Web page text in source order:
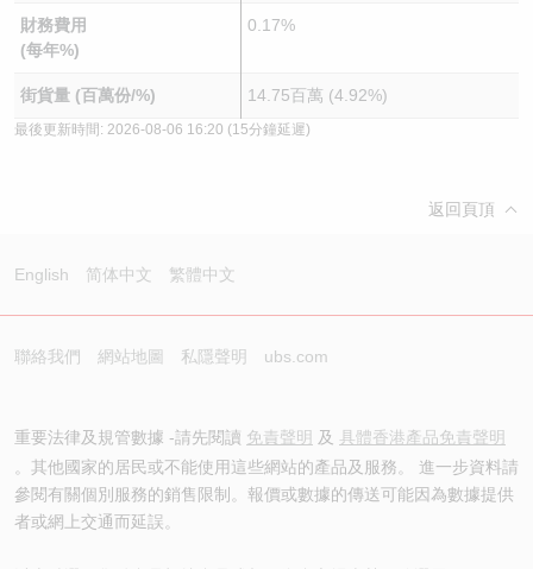
財務費用
(每年%)
0.17%
街貨量 (百萬份/%) 14.75百萬 (4.92%)
最後更新時間: 2026-08-06 16:20 (15分鐘延遲)
返回頁頂
English 简体中文 繁體中文
聯絡我們 網站地圖 私隱聲明 ubs.com
重要法律及規管數據 -請先閱讀 免責聲明 及 具體香港產品免責聲明
。其他國家的居民或不能使用這些網站的產品及服務。 進一步資料請
參閱有關個別服務的銷售限制。報價或數據的傳送可能因為數據提供
者或網上交通而延誤。